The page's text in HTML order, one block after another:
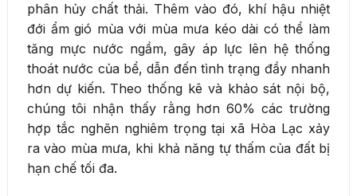
phân hủy chất thải. Thêm vào đó, khí hậu nhiệt
đới ẩm gió mùa với mùa mưa kéo dài có thể làm
tăng mực nước ngầm, gây áp lực lên hệ thống
thoát nước của bể, dẫn đến tình trạng đầy nhanh
hơn dự kiến. Theo thống kê và khảo sát nội bộ,
chúng tôi nhận thấy rằng hơn 60% các trường
hợp tắc nghẽn nghiêm trọng tại xã Hòa Lạc xảy
ra vào mùa mưa, khi khả năng tự thấm của đất bị
hạn chế tối đa.